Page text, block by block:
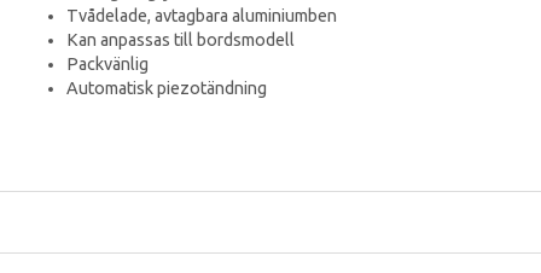
Tvådelade, avtagbara aluminiumben
Kan anpassas till bordsmodell
Packvänlig
Automatisk piezotändning